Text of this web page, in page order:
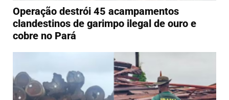
Operação destrói 45 acampamentos
clandestinos de garimpo ilegal de ouro e
cobre no Pará